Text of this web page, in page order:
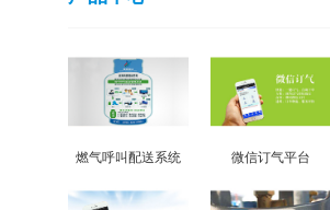
燃气呼叫配送系统 微信订气平台